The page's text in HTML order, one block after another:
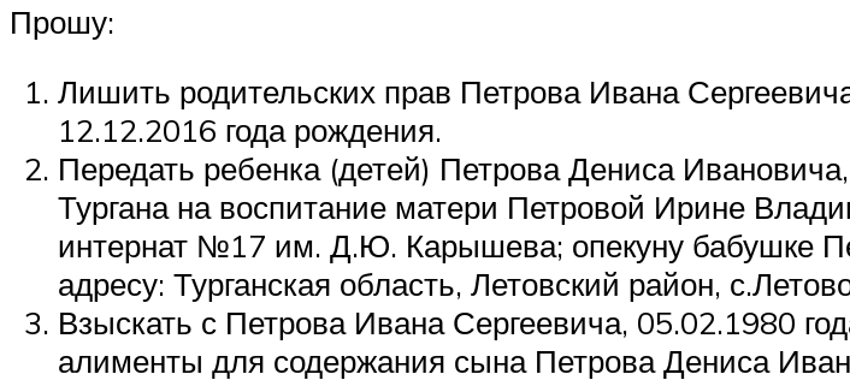
Прошу:
Лишить родительских прав Петрова Ивана
12.12.2016 года рождения.
Передать ребенка (детей) Петрова Дениса
Тургана на воспитание матери Петровой Ирине
интернат №17 им. Д.Ю. Карышева; опекуну бабушке
адресу: Турганская область, Летовский район,
Взыскать с Петрова Ивана Сергеевича, 05.02.1980
алименты для содержания сына Петрова Дениса